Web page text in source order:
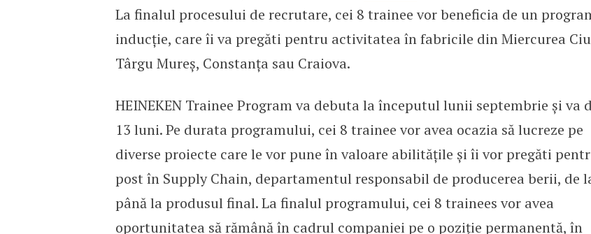
La finalul procesului de recrutare, cei 8 trainee vor beneficia de un
inducție, care îi va pregăti pentru activitatea în fabricile din Miercurea
Târgu Mureș, Constanța sau Craiova.
HEINEKEN Trainee Program va debuta la începutul lunii septembrie și va
13 luni. Pe durata programului, cei 8 trainee vor avea ocazia să lucreze pe
diverse proiecte care le vor pune în valoare abilitățile și îi vor pregăti
post în Supply Chain, departamentul responsabil de producerea berii, de
până la produsul final. La finalul programului, cei 8 trainees vor avea
oportunitatea să rămână în cadrul companiei pe o poziție permanentă, în